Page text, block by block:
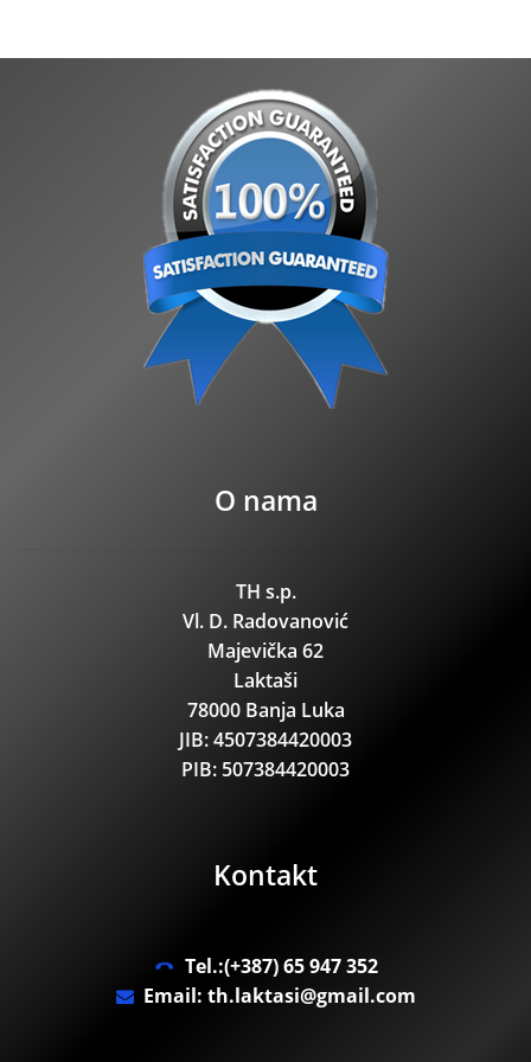
O nama
TH s.p.
Vl. D. Radovanović
Majevička 62
Laktaši
78000 Banja Luka
JIB: 4507384420003
PIB: 507384420003
Kontakt
Tel.:(+387) 65 947 352
Email: th.laktasi@gmail.com